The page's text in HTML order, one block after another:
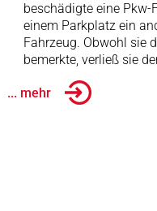
beschädigte eine Pkw-
einem Parkplatz ein
Fahrzeug. Obwohl sie
bemerkte, verließ sie
... mehr